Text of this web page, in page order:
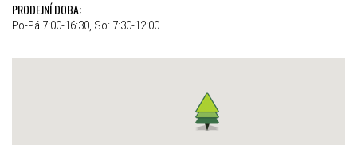
PRODEJNÍ DOBA:
Po-Pá 7:00-16:30, So: 7:30-12:00